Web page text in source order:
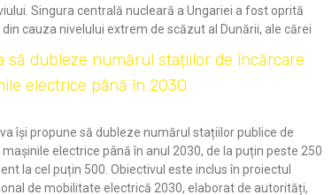
Singura centrală nucleară a Ungariei a fost oprită
cauza nivelului extrem de scăzut al Dunării, ale cărei
să dubleze numărul stațiilor de încărcare
electrice până în 2030
își propune să dubleze numărul stațiilor publice de
electrice până în anul 2030, de la puțin peste 250
la cel puțin 500. Obiectivul este inclus în proiectul
de mobilitate electrică 2030, elaborat de autorități,